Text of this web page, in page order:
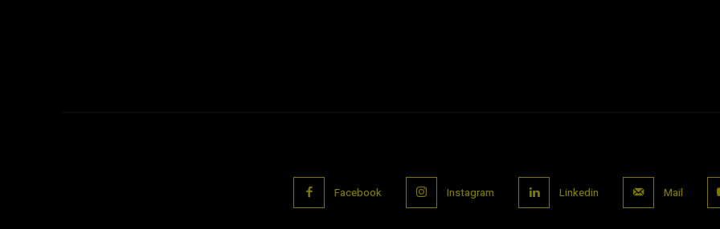
Facebook Instagram Linkedin Mail